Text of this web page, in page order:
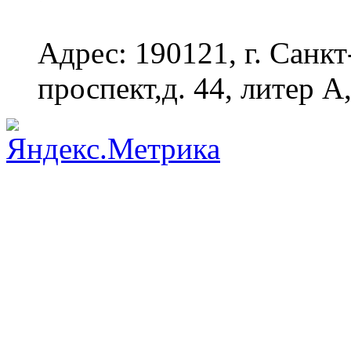
Адрес: 190121, г.
проспект,д. 44, литер